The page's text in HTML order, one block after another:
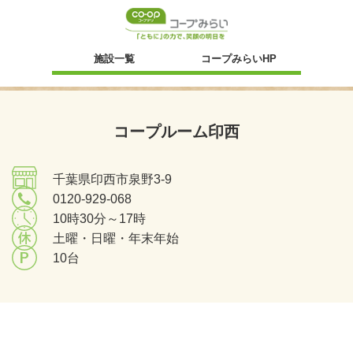
施設一覧 コープみらいHP新規ウィンドウ
コープルーム印西
千葉県印西市泉野3-9
0120-929-068
10時30分～17時
土曜・日曜・年末年始
10台